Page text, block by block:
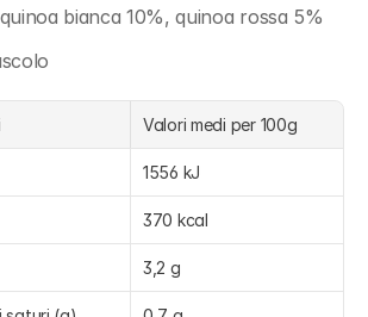
bianca 10%, quinoa rossa 5%
Valori medi per 100g
1556 kJ
370 kcal
3,2 g